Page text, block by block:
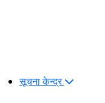
सूचना केन्द्र